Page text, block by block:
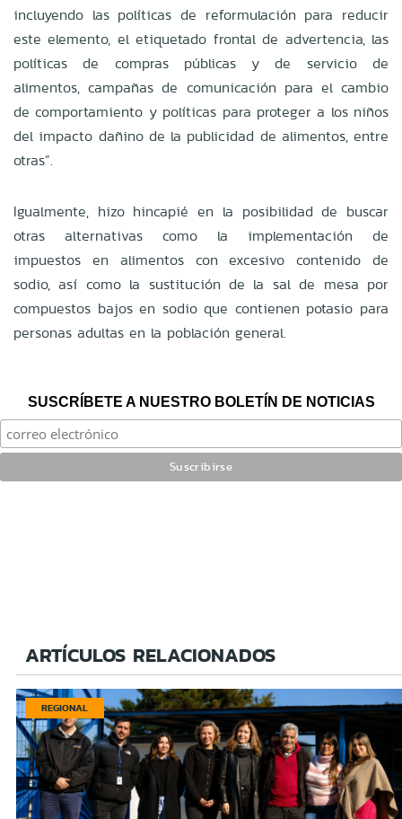
incluyendo las políticas de reformulación para reducir
este elemento, el etiquetado frontal de advertencia, las
políticas de compras públicas y de servicio de
alimentos, campañas de comunicación para el cambio
de comportamiento y políticas para proteger a los niños
del impacto dañino de la publicidad de alimentos, entre
otras”.
Igualmente, hizo hincapié en la posibilidad de buscar
otras alternativas como la implementación de
impuestos en alimentos con excesivo contenido de
sodio, así como la sustitución de la sal de mesa por
compuestos bajos en sodio que contienen potasio para
personas adultas en la población general.
SUSCRÍBETE A NUESTRO BOLETÍN DE NOTICIAS
ARTÍCULOS RELACIONADOS
REGIONAL